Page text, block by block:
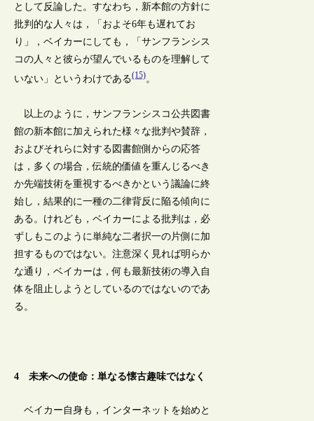
として反論した。すなわち，新本館の方針に
批判的な人々は，「およそ6年も遅れてお
り」，ベイカーにしても，「サンフランシス
コの人々と彼らが望んでいるものを理解して
いない」というわけである(15)。
以上のように，サンフランシスコ公共図書
館の新本館に加えられた様々な批判や賛辞，
およびそれらに対する図書館側からの応答
は，多くの場合，伝統的価値を重んじるべき
か先端技術を重視するべきかという議論に終
始し，結果的に一種の二律背反に陥る傾向に
ある。けれども，ベイカーによる批判は，必
ずしもこのように単純な二者択一の片側に加
担するものではない。注意深く見れば明らか
な通り，ベイカーは，何も最新技術の導入自
体を阻止しようとしているのではないのであ
る。
4 未来への使命：単なる懐古趣味ではなく
ベイカー自身も，インターネットを始めと